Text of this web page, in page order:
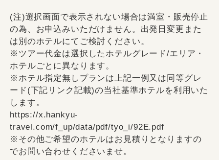
(注)選択画面で表示されない場合は満室・販売停止
の為、お申込みいただけません。出発日変更また
は別のホテルにてご検討ください。
※ツアー代金は選択したホテルグレード/エリア・
ホテルごとに異なります。
※ホテル指定無しプランは上記一例又は同等グレ
ード(下記リンク記載)の当社基準ホテルを利用いた
します。
https://x.hankyu-
travel.com/f_up/data/pdf/tyo_i/92E.pdf
※その他ご希望のホテルはお見積りとなりますの
でお問い合わせくださいませ。